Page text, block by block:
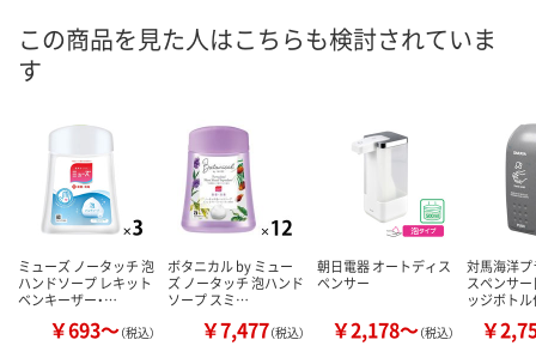
在庫 あり あり あり
お届け日
数量
カゴへ カゴへ カ
この商品を見た人はこちらも検討されていま
す
ミューズ ノータッチ 泡
ハンドソープ レキット
ベンキーザー・…
￥693～（税込）
ボタニカル by ミュー
ズ ノータッチ 泡ハンド
ソープ スミ…
￥7,477（税込）
朝日電器 オートディス
ペンサー
￥2,178～（税込）
対馬海洋
スペンサー
ッジボト
￥